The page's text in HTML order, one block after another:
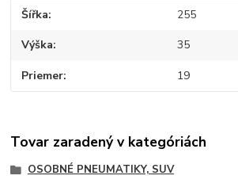
Šířka 255
Výška 35
Priemer 19
Tovar zaradený v kategóriách
OSOBNÉ PNEUMATIKY, SUV